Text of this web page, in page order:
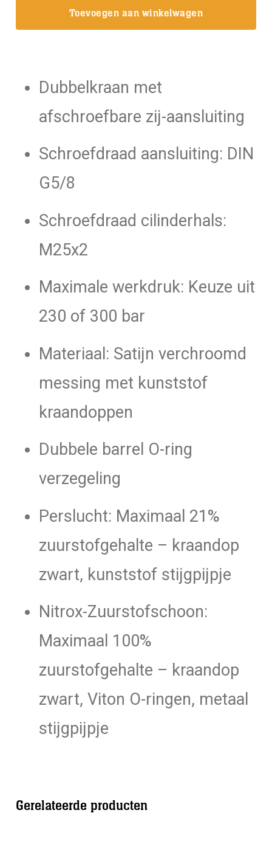
Toevoegen aan winkelwagen
Dubbelkraan met
afschroefbare zij-aansluiting
Schroefdraad aansluiting: DIN
G5/8
Schroefdraad cilinderhals:
M25x2
Maximale werkdruk: Keuze uit
230 of 300 bar
Materiaal: Satijn verchroomd
messing met kunststof
kraandoppen
Dubbele barrel O-ring
verzegeling
Perslucht: Maximaal 21%
zuurstofgehalte – kraandop
zwart, kunststof stijgpijpje
Nitrox-Zuurstofschoon:
Maximaal 100%
zuurstofgehalte – kraandop
zwart, Viton O-ringen, metaal
stijgpijpje
Gerelateerde producten